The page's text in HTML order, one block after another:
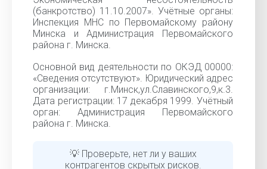
(банкротство) 11.10.2007». Учётные органы:
Инспекция МНС по Первомайскому району
Минска и Администрация Первомайского
района г. Минска.
Основной вид деятельности по ОКЭД 00000:
«Cведения отсутствуют». Юридический адрес
организации: г.Минск,ул.Славинского,9,к.3.
Дата регистрации: 17 декабря 1999. Учётный
орган: Администрация Первомайского
района г. Минска.
💡 Проверьте, нет ли у ваших
контрагентов скрытых рисков.